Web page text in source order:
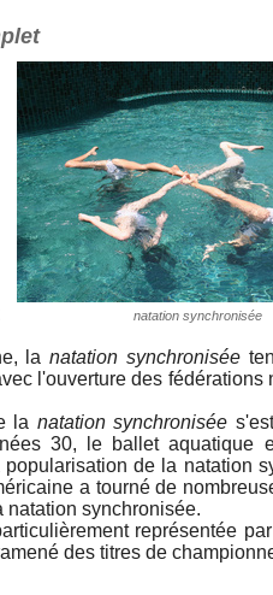
natation synchronisée
lanatation synchronisée
l'ouverture des fédérations
la natation synchronisée
30, le ballet aquatique
de la natation
a tourné de
synchronisée.
représentée
des titres de